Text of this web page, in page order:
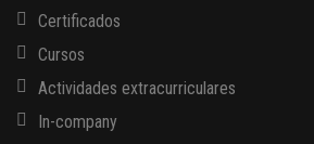
Certificados
Cursos
Actividades extracurriculares
In-company